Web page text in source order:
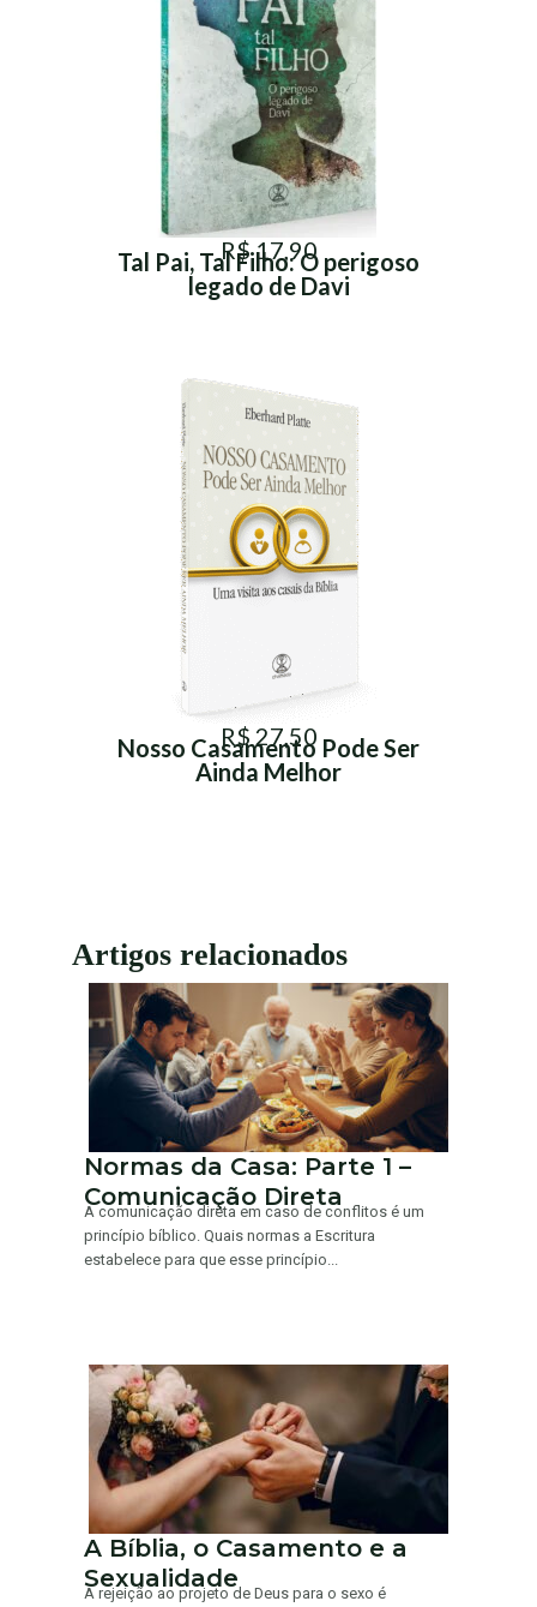
R$ 17,90
Tal Pai, Tal Filho: O perigoso
legado de Davi
R$ 27,50
Nosso Casamento Pode Ser
Ainda Melhor
Artigos relacionados
Normas da Casa: Parte 1 –
Comunicação Direta
A comunicação direta em caso de conflitos é um
princípio bíblico. Quais normas a Escritura
estabelece para que esse princípio...
A Bíblia, o Casamento e a
Sexualidade
A rejeição ao projeto de Deus para o sexo é